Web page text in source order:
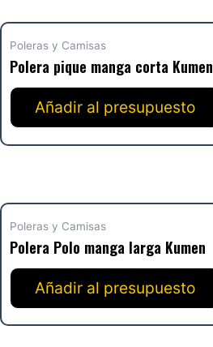
Poleras y Camisas
Polera pique manga corta Kumen
Añadir al presupuesto
Poleras y Camisas
Polera Polo manga larga Kumen
Añadir al presupuesto